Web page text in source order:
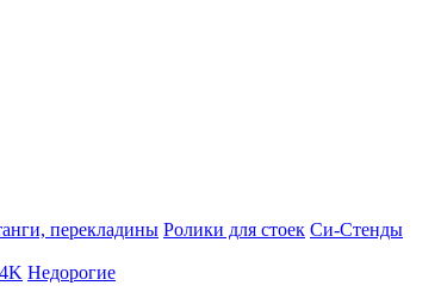
перекладины Ролики для стоек Си-Стенды
Недорогие